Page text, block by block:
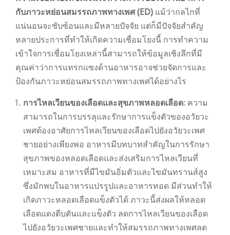
กับภาวะหย่อนสมรรถภาพทางเพศ (ED) แม้ว่ากลไกที่
แน่นอนจะซับซ้อนและมีหลายปัจจัย แต่ก็มีปัจจัยสำคัญ
หลายประการที่ทำให้เกิดความเชื่อมโยงนี้ การทำความ
เข้าใจการเชื่อมโยงเหล่านี้สามารถให้ข้อมูลเชิงลึกที่มี
คุณค่าว่าการแทรกแซงด้านอาหารอาจช่วยจัดการและ
ป้องกันภาวะหย่อนสมรรถภาพทางเพศได้อย่างไร
การไหลเวียนของเลือดและสุขภาพหลอดเลือด: ความ
สามารถในการบรรลุและรักษาการแข็งตัวของอวัยวะ
เพศต้องอาศัยการไหลเวียนของเลือดไปยังอวัยวะเพศ
ชายอย่างเพียงพอ อาหารมีบทบาทสำคัญในการรักษา
สุขภาพของหลอดเลือดและส่งเสริมการไหลเวียนที่
เหมาะสม อาหารที่มีไขมันอิ่มตัวและไขมันทรานส์สูง
ซึ่งมักพบในอาหารแปรรูปและอาหารทอด มีส่วนทำให้
เกิดภาวะหลอดเลือดแข็งตัวได้ ภาวะนี้ส่งผลให้หลอด
เลือดแดงตีบตันและแข็งตัว ลดการไหลเวียนของเลือด
ไปยังอวัยวะเพศชายและทำให้สมรรถภาพทางเพศลด